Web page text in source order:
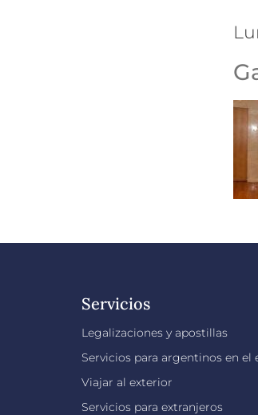
Servicios
Legalizaciones y apostillas
Servicios para argentinos en el
Viajar al exterior
Servicios para extranjeros